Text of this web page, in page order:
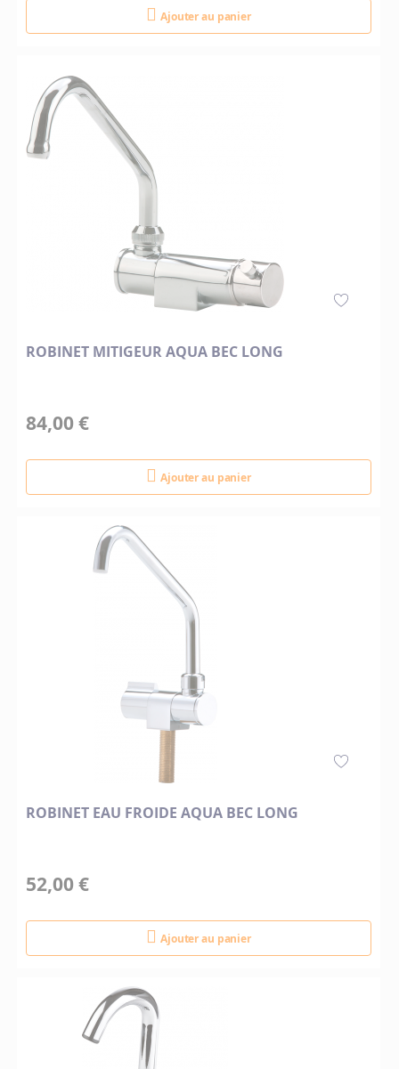
Ajouter au panier
ROBINET MITIGEUR AQUA BEC LONG
84,00 €
Ajouter au panier
ROBINET EAU FROIDE AQUA BEC LONG
52,00 €
Ajouter au panier